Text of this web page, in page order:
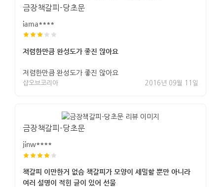
금장책갈피-당초문
iama****
저렴한만큼 완성도가 좋진 않아요
저렴한만큼 완성도가 좋진 않아요
샵오브코리아 2016년 09월 11일
금장책갈피-당초문
jinw****
책갈피 이만한거 없슴 책갈피가 모양이 세밀할 뿐만 아니라
여러 설명이 적힌 글이 있어 선물